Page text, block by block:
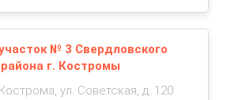
№ 3 Свердловского
г. Костромы
ул. Советская, д. 120